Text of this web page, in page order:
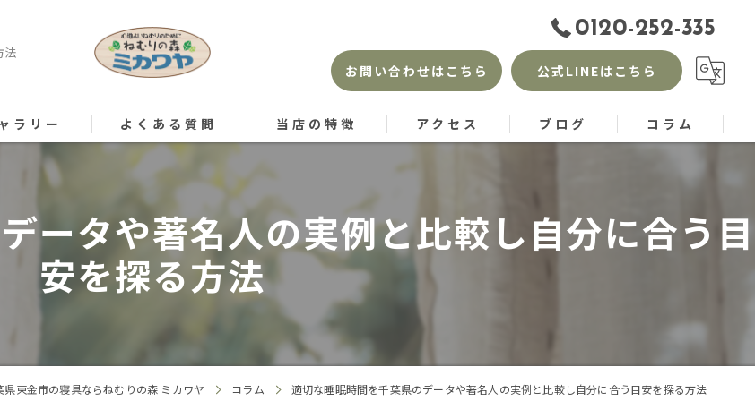
法
0120-252-335
お問い合わせはこちら 公式LINEはこちら
ラリー よくある質問 当店の特徴
マットレス
メンテナンス
睡眠の質
アクセス ブログ コラム
ータや著名人の実例と比較し自分に合う目
安を探る方法
県東金市の寝具ならねむりの森 ミカワヤ コラム 適切な睡眠時間を千葉県のデータや著名人の実例と比較し自分に合う目安を探る方法